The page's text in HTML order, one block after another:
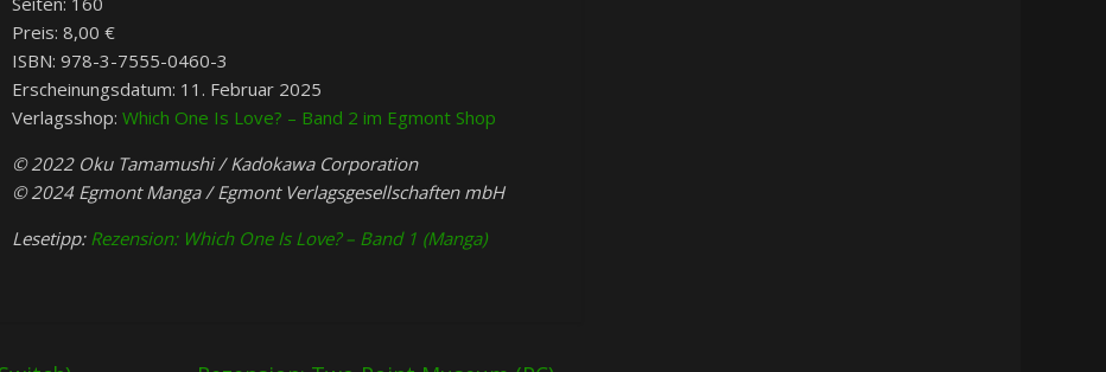
Preis: 8,00 €
ISBN: 978-3-7555-0460-3
Erscheinungsdatum: 11. Februar 2025
Verlagsshop: Which One Is Love? – Band 2 im Egmont Shop
© 2022 Oku Tamamushi / Kadokawa Corporation
© 2024 Egmont Manga / Egmont Verlagsgesellschaften mbH
Lesetipp: Rezension: Which One Is Love? – Band 1 (Manga)